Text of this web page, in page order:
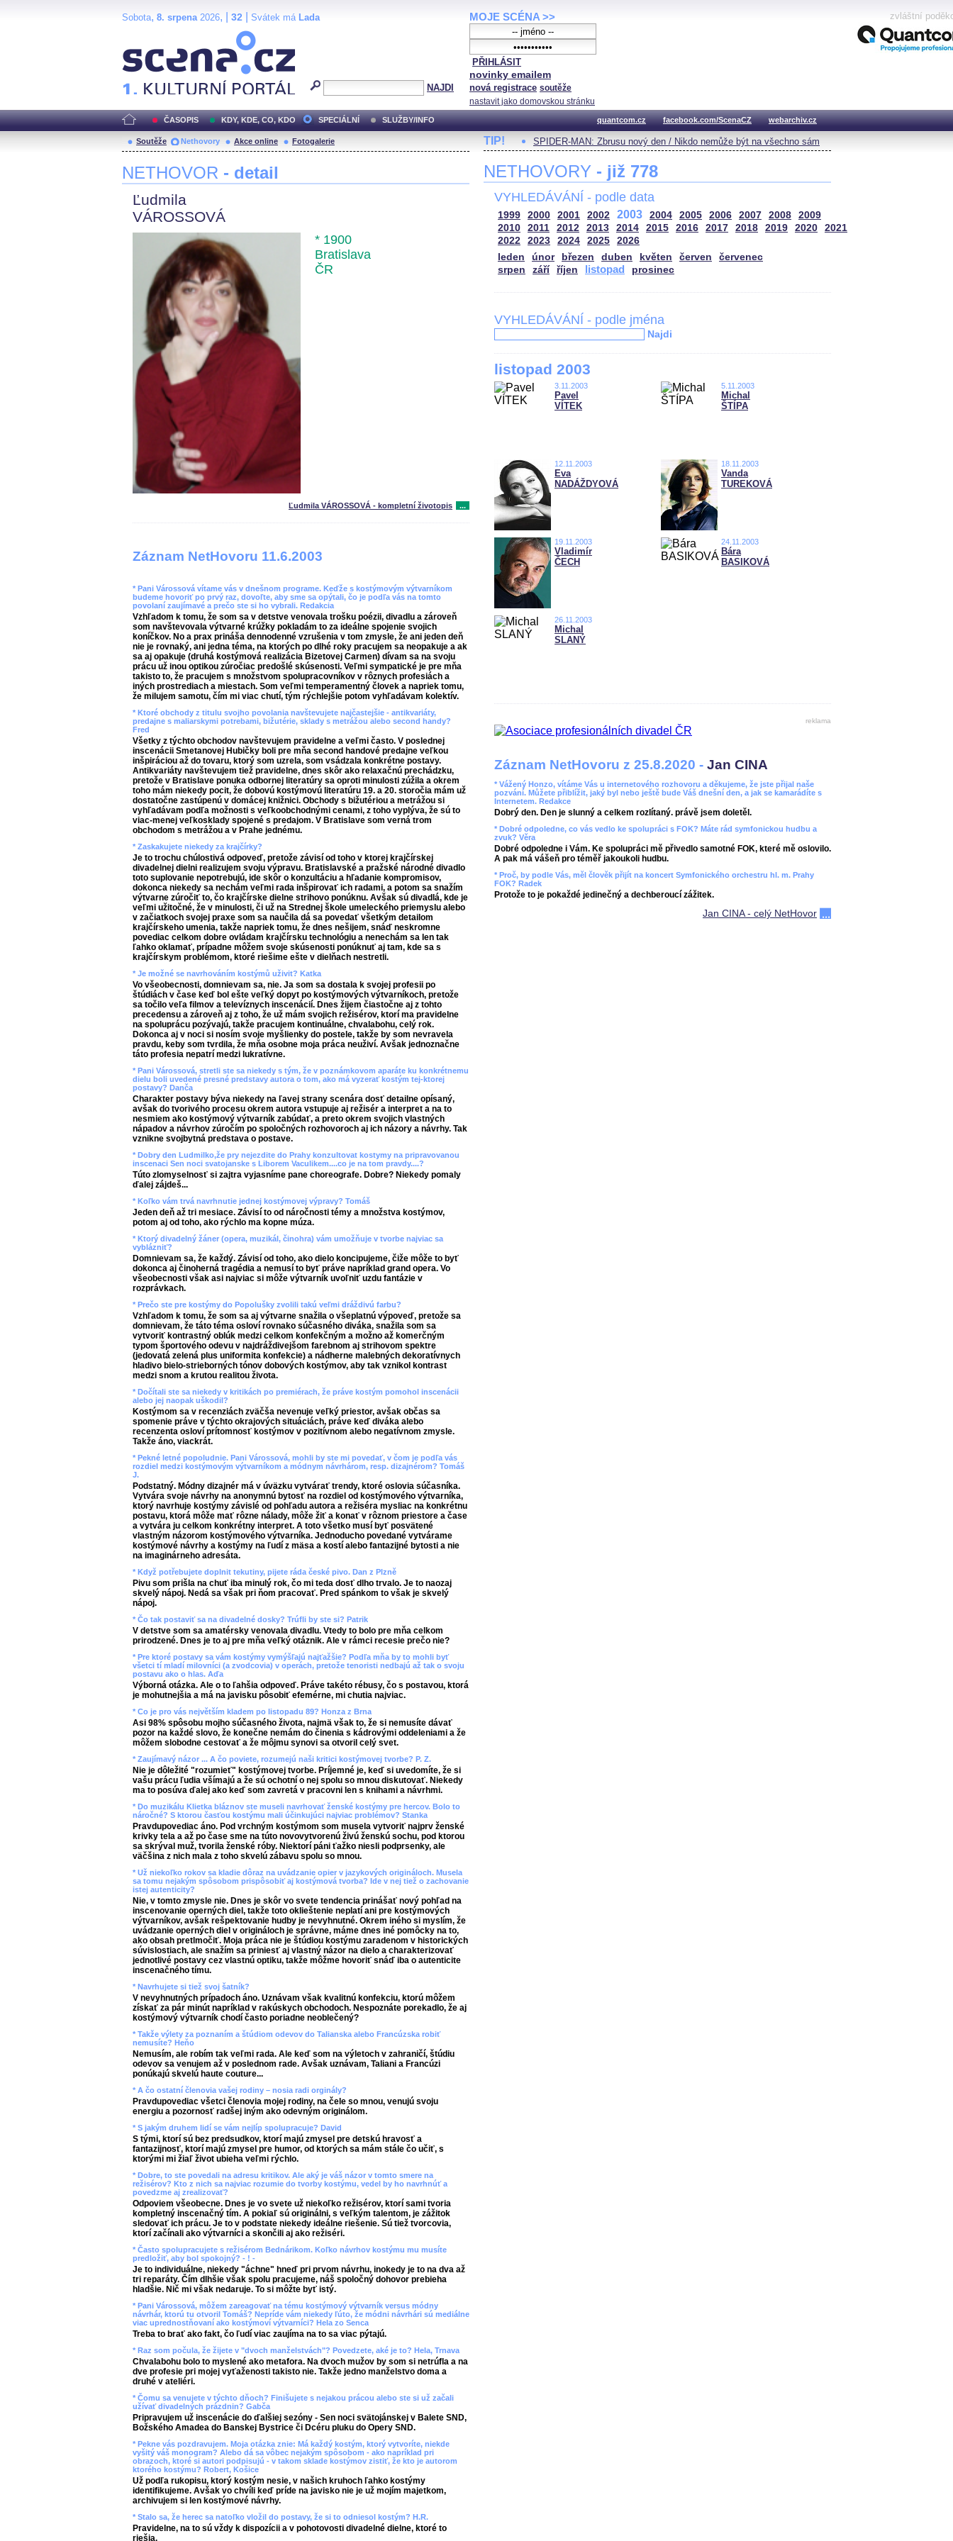
Sobota, 8. srpena2026, | 32 Svátek má Lada
NAJDI
MOJE SCÉNA >>
PŘIHLÁSIT
novinky emailem
nová registrace soutěže
nastavit jako domovskou stránku
zvláštní
ČASOPIS KDY, KDE, CO, KDO SPECIÁLNÍ SLUŽBY/INFO quantcom.cz facebook.com/ScenaCZ webarchiv.cz
Soutěže Nethovory Akce online Fotogalerie
NETHOVOR - detail
Ľudmila
VÁROSSOVÁ
* 1900
Bratislava
ČR
Ľudmila VÁROSSOVÁ - kompletní životopis ...
Záznam NetHovoru 11.6.2003
* Pani Várossová vítame vás v dnešnom programe. Keďže s kostýmovým výtvarníkom
budeme hovoriť po prvý raz, dovoľte, aby sme sa opýtali, čo je podľa vás na tomto
povolaní zaujímavé a prečo ste si ho vybrali. Redakcia
Vzhľadom k tomu, že som sa v detstve venovala trošku poézii, divadlu a zároveň
som navštevovala výtvarné krúžky pokladám to za ideálne spojenie svojich
koníčkov. No a prax prináša dennodenné vzrušenia v tom zmysle, že ani jeden deň
nie je rovnaký, ani jedna téma, na ktorých po dlhé roky pracujem sa neopakuje a ak
sa aj opakuje (druhá kostýmová realizácia Bizetovej Carmen) dívam sa na svoju
prácu už inou optikou zúročiac predošlé skúsenosti. Veľmi sympatické je pre mňa
takisto to, že pracujem s množstvom spolupracovníkov v rôznych profesiách a
iných prostrediach a miestach. Som veľmi temperamentný človek a napriek tomu,
že milujem samotu, čím mi viac chutí, tým rýchlejšie potom vyhľadávam kolektív.
* Ktoré obchody z titulu svojho povolania navštevujete najčastejšie - antikvariáty,
predajne s maliarskymi potrebami, bižutérie, sklady s metrážou alebo second handy?
Fred
Všetky z týchto obchodov navštevujem pravidelne a veľmi často. V poslednej
inscenácii Smetanovej Hubičky boli pre mňa second handové predajne veľkou
inšpiráciou až do tovaru, ktorý som uzrela, som vsádzala konkrétne postavy.
Antikvariáty navštevujem tiež pravidelne, dnes skôr ako relaxačnú prechádzku,
pretože v Bratislave ponuka odbornej literatúry sa oproti minulosti zúžila a okrem
toho mám niekedy pocit, že dobovú kostýmovú literatúru 19. a 20. storočia mám už
dostatočne zastúpenú v domácej knižnici. Obchody s bižutériou a metrážou si
vyhľadávam podľa možnosti s veľkoobchodnými cenami, z toho vyplýva, že sú to
viac-menej veľkosklady spojené s predajom. V Bratislave som verná trom
obchodom s metrážou a v Prahe jednému.
* Zaskakujete niekedy za krajčírky?
Je to trochu chúlostivá odpoveď, pretože závisí od toho v ktorej krajčírskej
divadelnej dielni realizujem svoju výpravu. Bratislavské a pražské národné divadlo
toto suplovanie nepotrebujú, ide skôr o konzultáciu a hľadanie kompromisov,
dokonca niekedy sa nechám veľmi rada inšpirovať ich radami, a potom sa snažím
výtvarne zúročiť to, čo krajčírske dielne strihovo ponúknu. Avšak sú divadlá, kde je
veľmi užitočné, že v minulosti, či už na Strednej škole umeleckého priemyslu alebo
v začiatkoch svojej praxe som sa naučila dá sa povedať všetkým detailom
krajčírskeho umenia, takže napriek tomu, že dnes nešijem, snáď neskromne
povediac celkom dobre ovládam krajčírsku technológiu a nenechám sa len tak
ľahko oklamať, prípadne môžem svoje skúsenosti ponúknuť aj tam, kde sa s
krajčírskym problémom, ktoré riešime ešte v dielňach nestretli.
* Je možné se navrhováním kostýmů uživit? Katka
Vo všeobecnosti, domnievam sa, nie. Ja som sa dostala k svojej profesii po
štúdiách v čase keď bol ešte veľký dopyt po kostýmových výtvarníkoch, pretože
sa točilo veľa filmov a televíznych inscenácií. Dnes žijem čiastočne aj z tohto
precedensu a zároveň aj z toho, že už mám svojich režisérov, ktorí ma pravidelne
na spoluprácu pozývajú, takže pracujem kontinuálne, chvalabohu, celý rok.
Dokonca aj v noci si nosím svoje myšlienky do postele, takže by som nevravela
pravdu, keby som tvrdila, že mňa osobne moja práca neuživí. Avšak jednoznačne
táto profesia nepatrí medzi lukratívne.
* Pani Várossová, stretli ste sa niekedy s tým, že v poznámkovom aparáte ku konkrétnemu
dielu boli uvedené presné predstavy autora o tom, ako má vyzerať kostým tej-ktorej
postavy? Danča
Charakter postavy býva niekedy na ľavej strany scenára dosť detailne opísaný,
avšak do tvorivého procesu okrem autora vstupuje aj režisér a interpret a na to
nesmiem ako kostýmový výtvarník zabúdať, a preto okrem svojich vlastných
nápadov a návrhov zúročím po spoločných rozhovoroch aj ich názory a návrhy. Tak
vznikne svojbytná predstava o postave.
* Dobry den Ludmilko,že pry nejezdite do Prahy konzultovat kostymy na pripravovanou
inscenaci Sen noci svatojanske s Liborem Vaculikem....co je na tom pravdy....?
Túto zlomyselnosť si zajtra vyjasníme pane choreografe. Dobre? Niekedy pomaly
ďalej zájdeš...
* Koľko vám trvá navrhnutie jednej kostýmovej výpravy? Tomáš
Jeden deň až tri mesiace. Závisí to od náročnosti témy a množstva kostýmov,
potom aj od toho, ako rýchlo ma kopne múza.
* Ktorý divadelný žáner (opera, muzikál, činohra) vám umožňuje v tvorbe najviac sa
vyblázniť?
Domnievam sa, že každý. Závisí od toho, ako dielo koncipujeme, čiže môže to byť
dokonca aj činoherná tragédia a nemusí to byť práve napríklad grand opera. Vo
všeobecnosti však asi najviac si môže výtvarník uvoľniť uzdu fantázie v
rozprávkach.
* Prečo ste pre kostýmy do Popolušky zvolili takú veľmi dráždivú farbu?
Vzhľadom k tomu, že som sa aj výtvarne snažila o všeplatnú výpoveď, pretože sa
domnievam, že táto téma osloví rovnako súčasného diváka, snažila som sa
vytvoriť kontrastný oblúk medzi celkom konfekčným a možno až komerčným
typom športového odevu v najdráždivejšom farebnom aj strihovom spektre
(jedovatá zelená plus uniformita konfekcie) a nádherne malebných dekoratívnych
hladivo bielo-strieborných tónov dobových kostýmov, aby tak vznikol kontrast
medzi snom a krutou realitou života.
* Dočítali ste sa niekedy v kritikách po premiérach, že práve kostým pomohol inscenácii
alebo jej naopak uškodil?
Kostýmom sa v recenziách zväčša nevenuje veľký priestor, avšak občas sa
spomenie práve v týchto okrajových situáciách, práve keď diváka alebo
recenzenta osloví prítomnosť kostýmov v pozitívnom alebo negatívnom zmysle.
Takže áno, viackrát.
* Pekné letné popoludnie. Pani Várossová, mohli by ste mi povedať, v čom je podľa vás
rozdiel medzi kostýmovým výtvarníkom a módnym návrhárom, resp. dizajnérom? Tomáš
J.
Podstatný. Módny dizajnér má v úväzku vytvárať trendy, ktoré oslovia súčasníka.
Vytvára svoje návrhy na anonymnú bytosť na rozdiel od kostýmového výtvarníka,
ktorý navrhuje kostýmy závislé od pohľadu autora a režiséra mysliac na konkrétnu
postavu, ktorá môže mať rôzne nálady, môže žiť a konať v rôznom priestore a čase
a vytvára ju celkom konkrétny interpret. A toto všetko musí byť posvätené
vlastným názorom kostýmového výtvarníka. Jednoducho povedané vytvárame
kostýmové návrhy a kostýmy na ľudí z mäsa a kostí alebo fantazijné bytosti a nie
na imaginárneho adresáta.
* Když potřebujete doplnit tekutiny, pijete ráda české pivo. Dan z Plzně
Pivu som prišla na chuť iba minulý rok, čo mi teda dosť dlho trvalo. Je to naozaj
skvelý nápoj. Nedá sa však pri ňom pracovať. Pred spánkom to však je skvelý
nápoj.
* Čo tak postaviť sa na divadelné dosky? Trúfli by ste si? Patrik
V detstve som sa amatérsky venovala divadlu. Vtedy to bolo pre mňa celkom
prirodzené. Dnes je to aj pre mňa veľký otáznik. Ale v rámci recesie prečo nie?
* Pre ktoré postavy sa vám kostýmy vymýšľajú najťažšie? Podľa mňa by to mohli byť
všetci tí mladí milovníci (a zvodcovia) v operách, pretože tenoristi nedbajú až tak o svoju
postavu ako o hlas. Aďa
Výborná otázka. Ale o to ľahšia odpoveď. Práve takéto rébusy, čo s postavou, ktorá
je mohutnejšia a má na javisku pôsobiť efemérne, mi chutia najviac.
* Co je pro vás největším kladem po listopadu 89? Honza z Brna
Asi 98% spôsobu mojho súčasného života, najmä však to, že si nemusíte dávať
pozor na každé slovo, že konečne nemám do činenia s kádrovými oddeleniami a že
môžem slobodne cestovať a že môjmu synovi sa otvoril celý svet.
* Zaujímavý názor ... A čo poviete, rozumejú naši kritici kostýmovej tvorbe? P. Z.
Nie je dôležité "rozumieť" kostýmovej tvorbe. Príjemné je, keď si uvedomíte, že si
vašu prácu ľudia všímajú a že sú ochotní o nej spolu so mnou diskutovať. Niekedy
ma to posúva ďalej ako keď som zavretá v pracovni len s knihami a návrhmi.
* Do muzikálu Klietka bláznov ste museli navrhovať ženské kostýmy pre hercov. Bolo to
náročné? S ktorou časťou kostýmu mali účinkujúci najviac problémov? Stanka
Pravdupovediac áno. Pod vrchným kostýmom som musela vytvoriť najprv ženské
krivky tela a až po čase sme na túto novovytvorenú živú ženskú sochu, pod ktorou
sa skrýval muž, tvorila ženské róby. Niektorí páni ťažko niesli podprsenky, ale
väčšina z nich mala z toho skvelú zábavu spolu so mnou.
* Už niekoľko rokov sa kladie dôraz na uvádzanie opier v jazykových origináloch. Musela
sa tomu nejakým spôsobom prispôsobiť aj kostýmová tvorba? Ide v nej tiež o zachovanie
istej autenticity?
Nie, v tomto zmysle nie. Dnes je skôr vo svete tendencia prinášať nový pohľad na
inscenovanie operných diel, takže toto oklieštenie neplatí ani pre kostýmových
výtvarníkov, avšak rešpektovanie hudby je nevyhnutné. Okrem iného si myslím, že
uvádzanie operných diel v origináloch je správne, máme dnes iné pomôcky na to,
ako obsah pretlmočiť. Moja práca nie je štúdiou kostýmu zaradenom v historických
súvislostiach, ale snažím sa priniesť aj vlastný názor na dielo a charakterizovať
jednotlivé postavy cez vlastnú optiku, takže môžme hovoriť snáď iba o autenticite
inscenačného tímu.
* Navrhujete si tiež svoj šatník?
V nevyhnutných prípadoch áno. Uznávam však kvalitnú konfekciu, ktorú môžem
získať za pár minút napríklad v rakúskych obchodoch. Nespoznáte porekadlo, že aj
kostýmový výtvarník chodí často poriadne neoblečený?
* Takže výlety za poznaním a štúdiom odevov do Talianska alebo Francúzska robiť
nemusíte? Heňo
Nemusím, ale robím tak veľmi rada. Ale keď som na výletoch v zahraničí, štúdiu
odevov sa venujem až v poslednom rade. Avšak uznávam, Taliani a Francúzi
ponúkajú skvelú haute couture...
* A čo ostatní členovia vašej rodiny – nosia radi orginály?
Pravdupovediac všetci členovia mojej rodiny, na čele so mnou, venujú svoju
energiu a pozornosť radšej iným ako odevným originálom.
* S jakým druhem lidí se vám nejlíp spolupracuje? David
S tými, ktorí sú bez predsudkov, ktorí majú zmysel pre detskú hravosť a
fantazijnosť, ktorí majú zmysel pre humor, od ktorých sa mám stále čo učiť, s
ktorými mi žiaľ život ubieha veľmi rýchlo.
* Dobre, to ste povedali na adresu kritikov. Ale aký je váš názor v tomto smere na
režisérov? Kto z nich sa najviac rozumie do tvorby kostýmu, vedel by ho navrhnúť a
povedzme aj zrealizovať?
Odpoviem všeobecne. Dnes je vo svete už niekoľko režisérov, ktorí sami tvoria
kompletný inscenačný tím. A pokiaľ sú originálni, s veľkým talentom, je zážitok
sledovať ich prácu. Je to v podstate niekedy ideálne riešenie. Sú tiež tvorcovia,
ktorí začínali ako výtvarníci a skončili aj ako režiséri.
* Často spolupracujete s režisérom Bednárikom. Koľko návrhov kostýmu mu musíte
predložiť, aby bol spokojný? - ! -
Je to individuálne, niekedy "áchne" hneď pri prvom návrhu, inokedy je to na dva až
tri reparáty. Čím dlhšie však spolu pracujeme, náš spoločný dohovor prebieha
hladšie. Nič mi však nedaruje. To si môžte byť istý.
* Pani Várossová, môžem zareagovať na tému kostýmový výtvarník versus módny
návrhár, ktorú tu otvoril Tomáš? Nepríde vám niekedy ľúto, že módni návrhári sú mediálne
viac uprednostňovaní ako kostýmoví výtvarníci? Hela zo Senca
Treba to brať ako fakt, čo ľudí viac zaujíma na to sa viac pýtajú.
* Raz som počula, že žijete v "dvoch manželstvách"? Povedzete, aké je to? Hela, Trnava
Chvalabohu bolo to myslené ako metafora. Na dvoch mužov by som si netrúfla a na
dve profesie pri mojej vyťaženosti takisto nie. Takže jedno manželstvo doma a
druhé v ateliéri.
* Čomu sa venujete v týchto dňoch? Finišujete s nejakou prácou alebo ste si už začali
užívať divadelných prázdnin? Gabča
Pripravujem už inscenácie do ďalšiej sezóny - Sen noci svätojánskej v Balete SND,
Božského Amadea do Banskej Bystrice či Dcéru pluku do Opery SND.
* Pekne vás pozdravujem. Moja otázka znie: Má každý kostým, ktorý vytvoríte, niekde
vyšitý váš monogram? Alebo dá sa vôbec nejakým spôsobom - ako napríklad pri
obrazoch, ktoré si autori podpisujú - v takom sklade kostýmov zistiť, že kto je autorom
ktorého kostýmu? Robert, Košice
Už podľa rukopisu, ktorý kostým nesie, v našich kruhoch ľahko kostýmy
identifikujeme. Avšak vo chvíli keď príde na javisko nie je už mojím majetkom,
archivujem si len kostýmové návrhy.
* Stalo sa, že herec sa natoľko vložil do postavy, že si to odniesol kostým? H.R.
Pravidelne, na to sú vždy k dispozícii a v pohotovosti divadelné dielne, ktoré to
riešia.
TIP! SPIDER-MAN: Zbrusu nový den / Nikdo nemůže být na všechno sám
NETHOVORY - již 778
VYHLEDÁVÁNÍ - podle data
1999 2000 2001 2002 2003 2004 2005 2006 2007 2008
2009
2010
2011 2012 2013 2014 2015 2016 2017 2018 2019 2020
2021
2022
2023 2024 2025
2026
leden
únor březen duben květen červen
červenec
srpen
září říjen listopad prosinec
VYHLEDÁVÁNÍ - podle jména
Najdi
listopad 2003
3.11.2003
Pavel
VÍTEK
5.11.2003
Michal
ŠTÍPA
12.11.2003
Eva
NADÁŽDYOVÁ
18.11.2003
Vanda
TUREKOVÁ
19.11.2003
Vladimír
ČECH
24.11.2003
Bára
BASIKOVÁ
26.11.2003
Michal
SLANÝ
reklama
Záznam NetHovoru z 25.8.2020 - Jan CINA
* Vážený Honzo, vítáme Vás u internetového rozhovoru a děkujeme, že jste přijal naše
pozvání. Můžete přiblížit, jaký byl nebo ještě bude Váš dnešní den, a jak se kamarádíte s
Internetem. Redakce
Dobrý den. Den je slunný a celkem rozlítaný. právě jsem doletěl.
* Dobré odpoledne, co vás vedlo ke spolupráci s FOK? Máte rád symfonickou hudbu a
zvuk? Věra
Dobré odpoledne i Vám. Ke spolupráci mě přivedlo samotné FOK, které mě oslovilo.
A pak má vášeň pro téměř jakoukoli hudbu.
* Proč, by podle Vás, měl člověk přijít na koncert Symfonického orchestru hl. m. Prahy
FOK? Radek
Protože to je pokaždé jedinečný a dechberoucí zážitek.
Jan CINA - celý NetHovor